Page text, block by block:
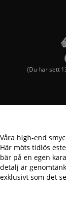
(Du har sett
Våra high-end
Här möts tidlös
bär på en egen
detalj är
exklusivt som det